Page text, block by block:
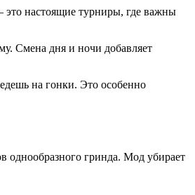
это настоящие турниры, где важны
Смена дня и ночи добавляет
на гонки. Это особенно
однообразного гринда. Мод убирает